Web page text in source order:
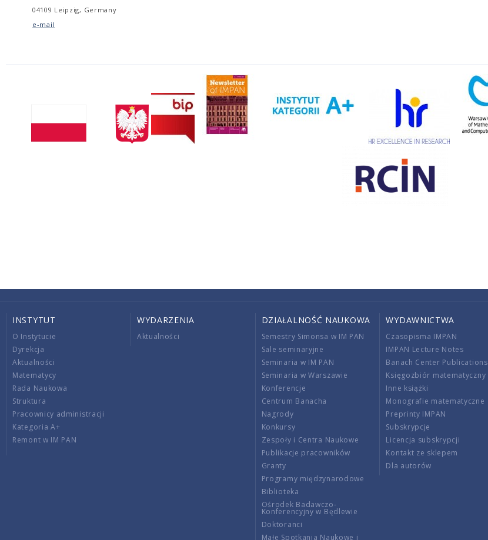
04109 Leipzig, Germany
e-mail
INSTYTUT
O Instytucie
Dyrekcja
Aktualności
Matematycy
Rada Naukowa
Struktura
Pracownicy administracji
Kategoria A+
Remont w IM PAN
WYDARZENIA
Aktualności
DZIAŁALNOŚĆ NAUKOWA
Semestry Simonsa w IM PAN
Sale seminaryjne
Seminaria w IM PAN
Seminaria w Warszawie
Konferencje
Centrum Banacha
Nagrody
Konkursy
Zespoły i Centra Naukowe
Publikacje pracowników
Granty
Programy międzynarodowe
Biblioteka
Ośrodek Badawczo-
Konferencyjny w Będlewie
Doktoranci
Małe Spotkania Naukowe i
WYDAWNICTWA
Czasopisma IMPAN
IMPAN Lecture Notes
Banach Center Publications
Księgozbiór matematyczny
Inne książki
Monografie matematyczne
Preprinty IMPAN
Subskrypcje
Licencja subskrypcji
Kontakt ze sklepem
Dla autorów